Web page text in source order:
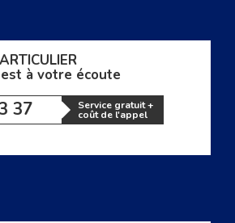
à votre écoute
37 Service gratuit +
coût de l'appel